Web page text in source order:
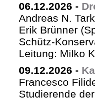
06.12.2026 -
Andreas N.
Erik Brünner
Schütz-
Leitung: Milko
09.12.2026 -
Francesco
Studierende